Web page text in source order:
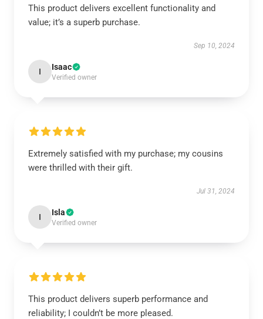
This product delivers excellent functionality and
value; it’s a superb purchase.
Sep 10, 2024
I Isaac
Verified owner
Extremely satisfied with my purchase; my cousins
were thrilled with their gift.
Jul 31, 2024
I Isla
Verified owner
This product delivers superb performance and
reliability; I couldn’t be more pleased.